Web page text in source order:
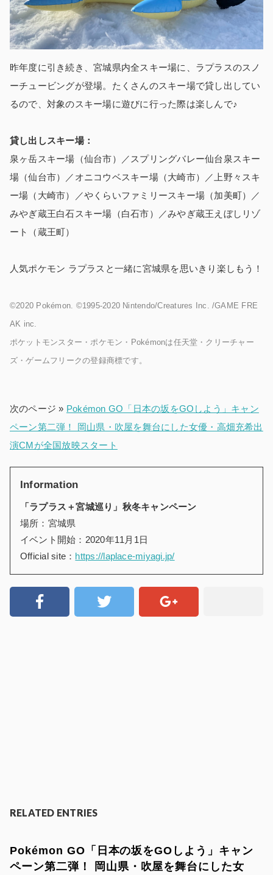
昨年度に引き続き、宮城県内全スキー場に、ラプラスのスノ
ーチュービングが登場。たくさんのスキー場で貸し出してい
るので、対象のスキー場に遊びに行った際は楽しんで♪
貸し出しスキー場：
泉ヶ岳スキー場（仙台市）／スプリングバレー仙台泉スキー
場（仙台市）／オニコウベスキー場（大崎市）／上野々スキ
ー場（大崎市）／やくらいファミリースキー場（加美町）／
みやぎ蔵王白石スキー場（白石市）／みやぎ蔵王えぼしリゾ
ート（蔵王町）
人気ポケモン ラプラスと一緒に宮城県を思いきり楽しもう！
©2020 Pokémon. ©1995-2020 Nintendo/Creatures Inc. /GAME FRE
AK inc.
ポケットモンスター・ポケモン・Pokémonは任天堂・クリーチャー
ズ・ゲームフリークの登録商標です。
次のページ » Pokémon GO「日本の坂をGOしよう」キャン
ペーン第二弾！ 岡山県・吹屋を舞台にした女優・高畑充希出
演CMが全国放映スタート
Information
「ラプラス＋宮城巡り」秋冬キャンペーン
場所：宮城県
イベント開始：2020年11月1日
Official site： https://laplace-miyagi.jp/
RELATED ENTRIES
Pokémon GO「日本の坂をGOしよう」キャン
ペーン第二弾！ 岡山県・吹屋を舞台にした女